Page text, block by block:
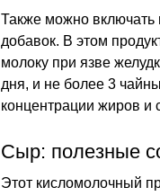
Также можно включать
добавок. В этом
молоку при язве
дня, и не более 3
концентрации жиров и
Сыр: полезные
Этот кисломолочный